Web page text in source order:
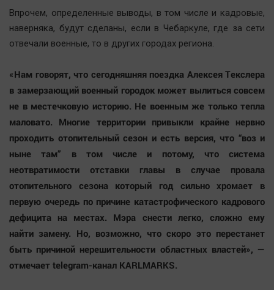
ЖКХ
Качество жизни
Конкурс
Народная журналистика
Отдых
Персона
Последняя инстанция
Светская жизнь
Тенденции
Впрочем, определенные выводы, в том числе и кадровые,
наверняка, будут сделаны, если в Чебаркуле, где за сети
отвечали военные, то в других городах региона.
«Нам говорят, что сегодняшняя поездка Алексея Текслера
в замерзающий военный городок может вылиться совсем
не в местечковую историю. Не военным же только тепла
маловато. Многие территории привыкли крайне нервно
проходить отопительный сезон и есть версия, что “воз и
ныне там” в том числе и потому, что система
неотвратимости отставки главы в случае провала
отопительного сезона который год сильно хромает в
первую очередь по причине катастрофического кадрового
дефицита на местах. Мэра снести легко, сложно ему
найти замену. Но, возможно, что скоро это перестанет
быть причиной нерешительности областных властей», —
отмечает telegram-канал KARLMARKS.